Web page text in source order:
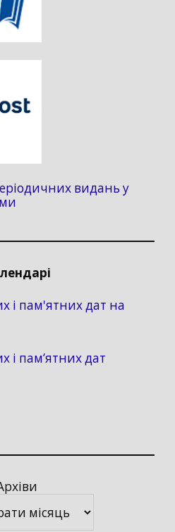
видань у
і пам'ятних дат на
і пам’ятних дат